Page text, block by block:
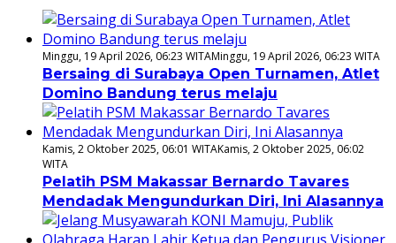
Minggu, 19 April 2026, 06:23 WITAMinggu, 19 April 2026, 06:23 WITA
Bersaing di Surabaya Open Turnamen, Atlet
Domino Bandung terus melaju
Kamis, 2 Oktober 2025, 06:01 WITAKamis, 2 Oktober 2025, 06:02
WITA
Pelatih PSM Makassar Bernardo Tavares
Mendadak Mengundurkan Diri, Ini Alasannya